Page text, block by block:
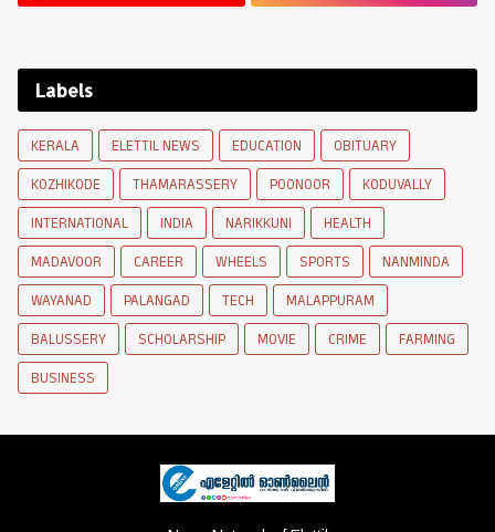
Labels
KERALA ELETTIL NEWS EDUCATION
OBITUARY
KOZHIKODE
THAMARASSERY POONOOR
KODUVALLY
INTERNATIONAL
INDIA NARIKKUNI
HEALTH
MADAVOOR
CAREER WHEELS SPORTS
NANMINDA
WAYANAD
PALANGAD TECH
MALAPPURAM
BALUSSERY
SCHOLARSHIP MOVIE CRIME
FARMING
BUSINESS